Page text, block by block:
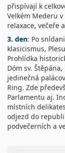
přispívají k
Velkém Mederu
relaxace, večeře
3. den: Po
klasicismus,
Prohlídka
Dóm sv.
jedinečná
Ring. Zde
Parlamentu aj.
místních
odjezd do
podvečerních a